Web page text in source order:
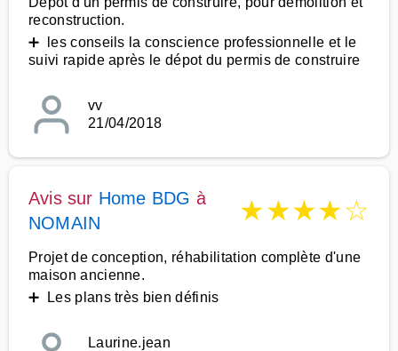
reconstruction.
➕ les conseils la conscience professionnelle et le
suivi rapide après le dépot du permis de construire
vv
21/04/2018
Avis sur Home BDG à
NOMAIN
★★★★☆
Projet de conception, réhabilitation complète d'une
maison ancienne.
➕ Les plans très bien définis
Laurine.jean